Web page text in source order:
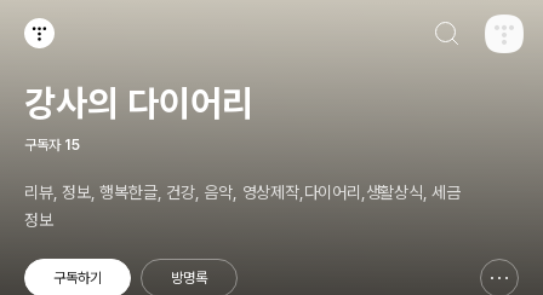
강사의 다이어리
구독자 15
리뷰, 정보, 행복한글, 건강, 음악, 영상제작,다이어리,생활상식, 세금
정보
구독하기 방명록